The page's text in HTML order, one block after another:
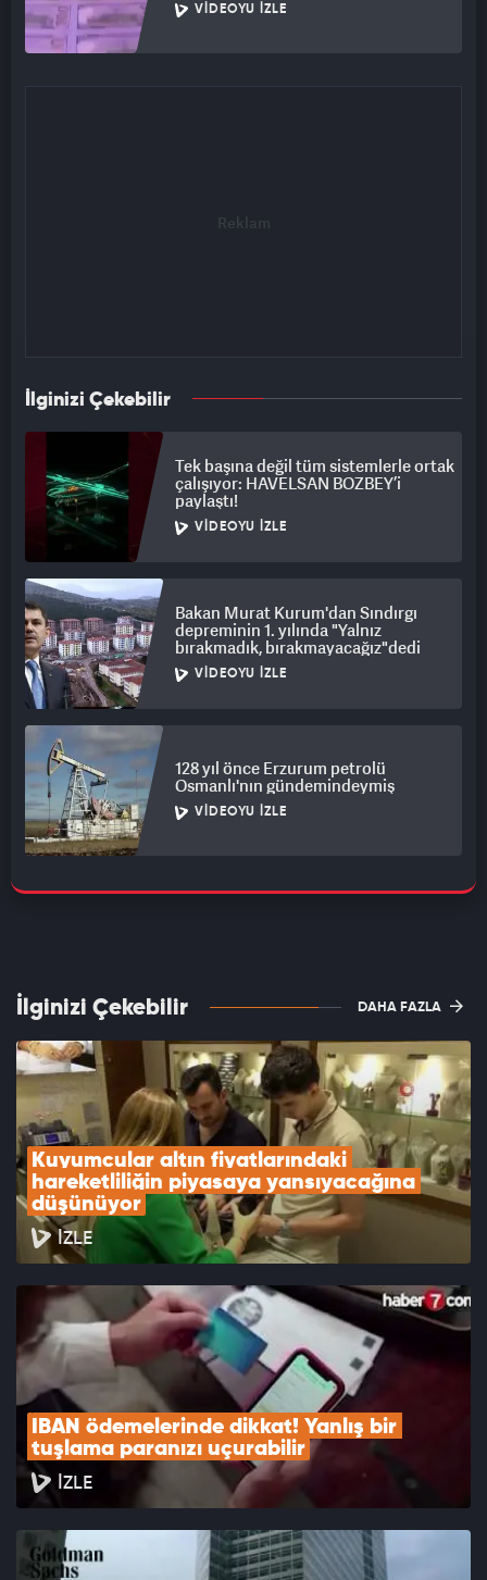
VIDEOYU İZLE
İlginizi Çekebilir
Tek başına değil tüm sistemlerle ortak
çalışıyor: HAVELSAN BOZBEY’i
paylaştı!
VIDEOYU İZLE
Bakan Murat Kurum'dan Sındırgı
depreminin 1. yılında "Yalnız
bırakmadık, bırakmayacağız"dedi
VIDEOYU İZLE
128 yıl önce Erzurum petrolü
Osmanlı'nın gündemindeymiş
VIDEOYU İZLE
İlginizi Çekebilir DAHA FAZLA
Kuyumcular altın fiyatlarındaki
hareketliliğin piyasaya yansıyacağına
düşünüyor
İZLE
IBAN ödemelerinde dikkat! Yanlış bir
tuşlama paranızı uçurabilir
İZLE